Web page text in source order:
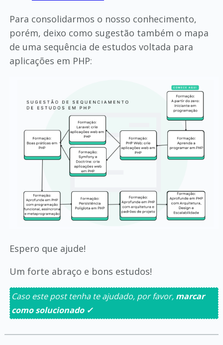
Para consolidarmos o nosso conhecimento,
porém, deixo como sugestão também o mapa
de uma sequência de estudos voltada para
aplicações em PHP:
Espero que ajude!
Um forte abraço e bons estudos!
Caso este post tenha te ajudado, por favor, marcar
como solucionado ✓